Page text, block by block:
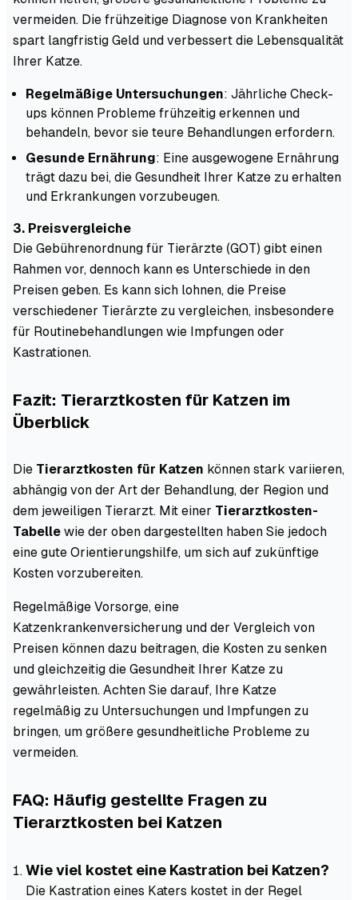
vermeiden. Die frühzeitige Diagnose von Krankheiten
spart langfristig Geld und verbessert die Lebensqualität
Ihrer Katze.
Regelmäßige Untersuchungen: Jährliche Check-
ups können Probleme frühzeitig erkennen und
behandeln, bevor sie teure Behandlungen erfordern.
Gesunde Ernährung: Eine ausgewogene Ernährung
trägt dazu bei, die Gesundheit Ihrer Katze zu erhalten
und Erkrankungen vorzubeugen.
3. Preisvergleiche
Die Gebührenordnung für Tierärzte (GOT) gibt einen
Rahmen vor, dennoch kann es Unterschiede in den
Preisen geben. Es kann sich lohnen, die Preise
verschiedener Tierärzte zu vergleichen, insbesondere
für Routinebehandlungen wie Impfungen oder
Kastrationen.
Fazit: Tierarztkosten für Katzen im
Überblick
Die Tierarztkosten für Katzen können stark variieren,
abhängig von der Art der Behandlung, der Region und
dem jeweiligen Tierarzt. Mit einer Tierarztkosten-
Tabelle wie der oben dargestellten haben Sie jedoch
eine gute Orientierungshilfe, um sich auf zukünftige
Kosten vorzubereiten.
Regelmäßige Vorsorge, eine
Katzenkrankenversicherung und der Vergleich von
Preisen können dazu beitragen, die Kosten zu senken
und gleichzeitig die Gesundheit Ihrer Katze zu
gewährleisten. Achten Sie darauf, Ihre Katze
regelmäßig zu Untersuchungen und Impfungen zu
bringen, um größere gesundheitliche Probleme zu
vermeiden.
FAQ: Häufig gestellte Fragen zu
Tierarztkosten bei Katzen
Wie viel kostet eine Kastration bei Katzen?
Die Kastration eines Katers kostet in der Regel